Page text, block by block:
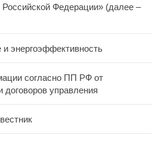
участкам
данных
Федерации» (далее –
и энергоэффективность
согласно ПП РФ от
договоров управления